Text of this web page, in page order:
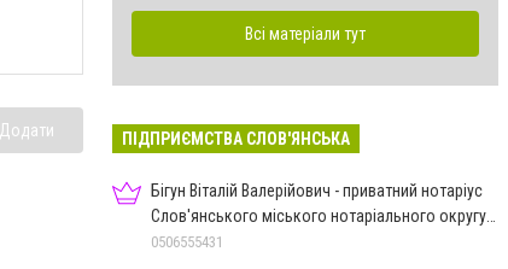
Додати
Всі матеріали тут
ПІДПРИЄМСТВА СЛОВ'ЯНСЬКА
Бігун Віталій Валерійович - приватний нотаріус
Слов'янського міського нотаріального округу
Дон.обл.
0506555431